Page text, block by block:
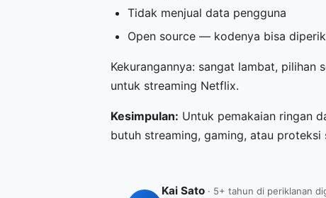
Tidak menjual data pengguna
Open source — kodenya bisa
Kekurangannya: sangat lambat,
untuk streaming Netflix.
Kesimpulan: Untuk pemakaian ringan
butuh streaming, gaming, atau
Kai Sato · 5+ tahun di periklanan